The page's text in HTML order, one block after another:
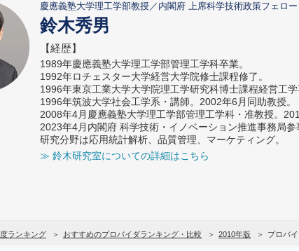
慶應義塾大学理工学部教授／内閣府 上席科学技術政策フェロー
鈴木秀男
【経歴】
1989年慶應義塾大学理工学部管理工学科卒業。
1992年ロチェスター大学経営大学院修士課程修了。
1996年東京工業大学大学院理工学研究科博士課程経営工学
1996年筑波大学社会工学系・講師。2002年6月同助教授。
2008年4月慶應義塾大学理工学部管理工学科・准教授。
2023年4月内閣府 科学技術・イノベーション推進事務局
研究分野は応用統計解析、品質管理、マーケティング。
≫ 鈴木研究室についての詳細はこちら
ランキング おすすめのプロバイダランキング・比較 2010年版 プロバ